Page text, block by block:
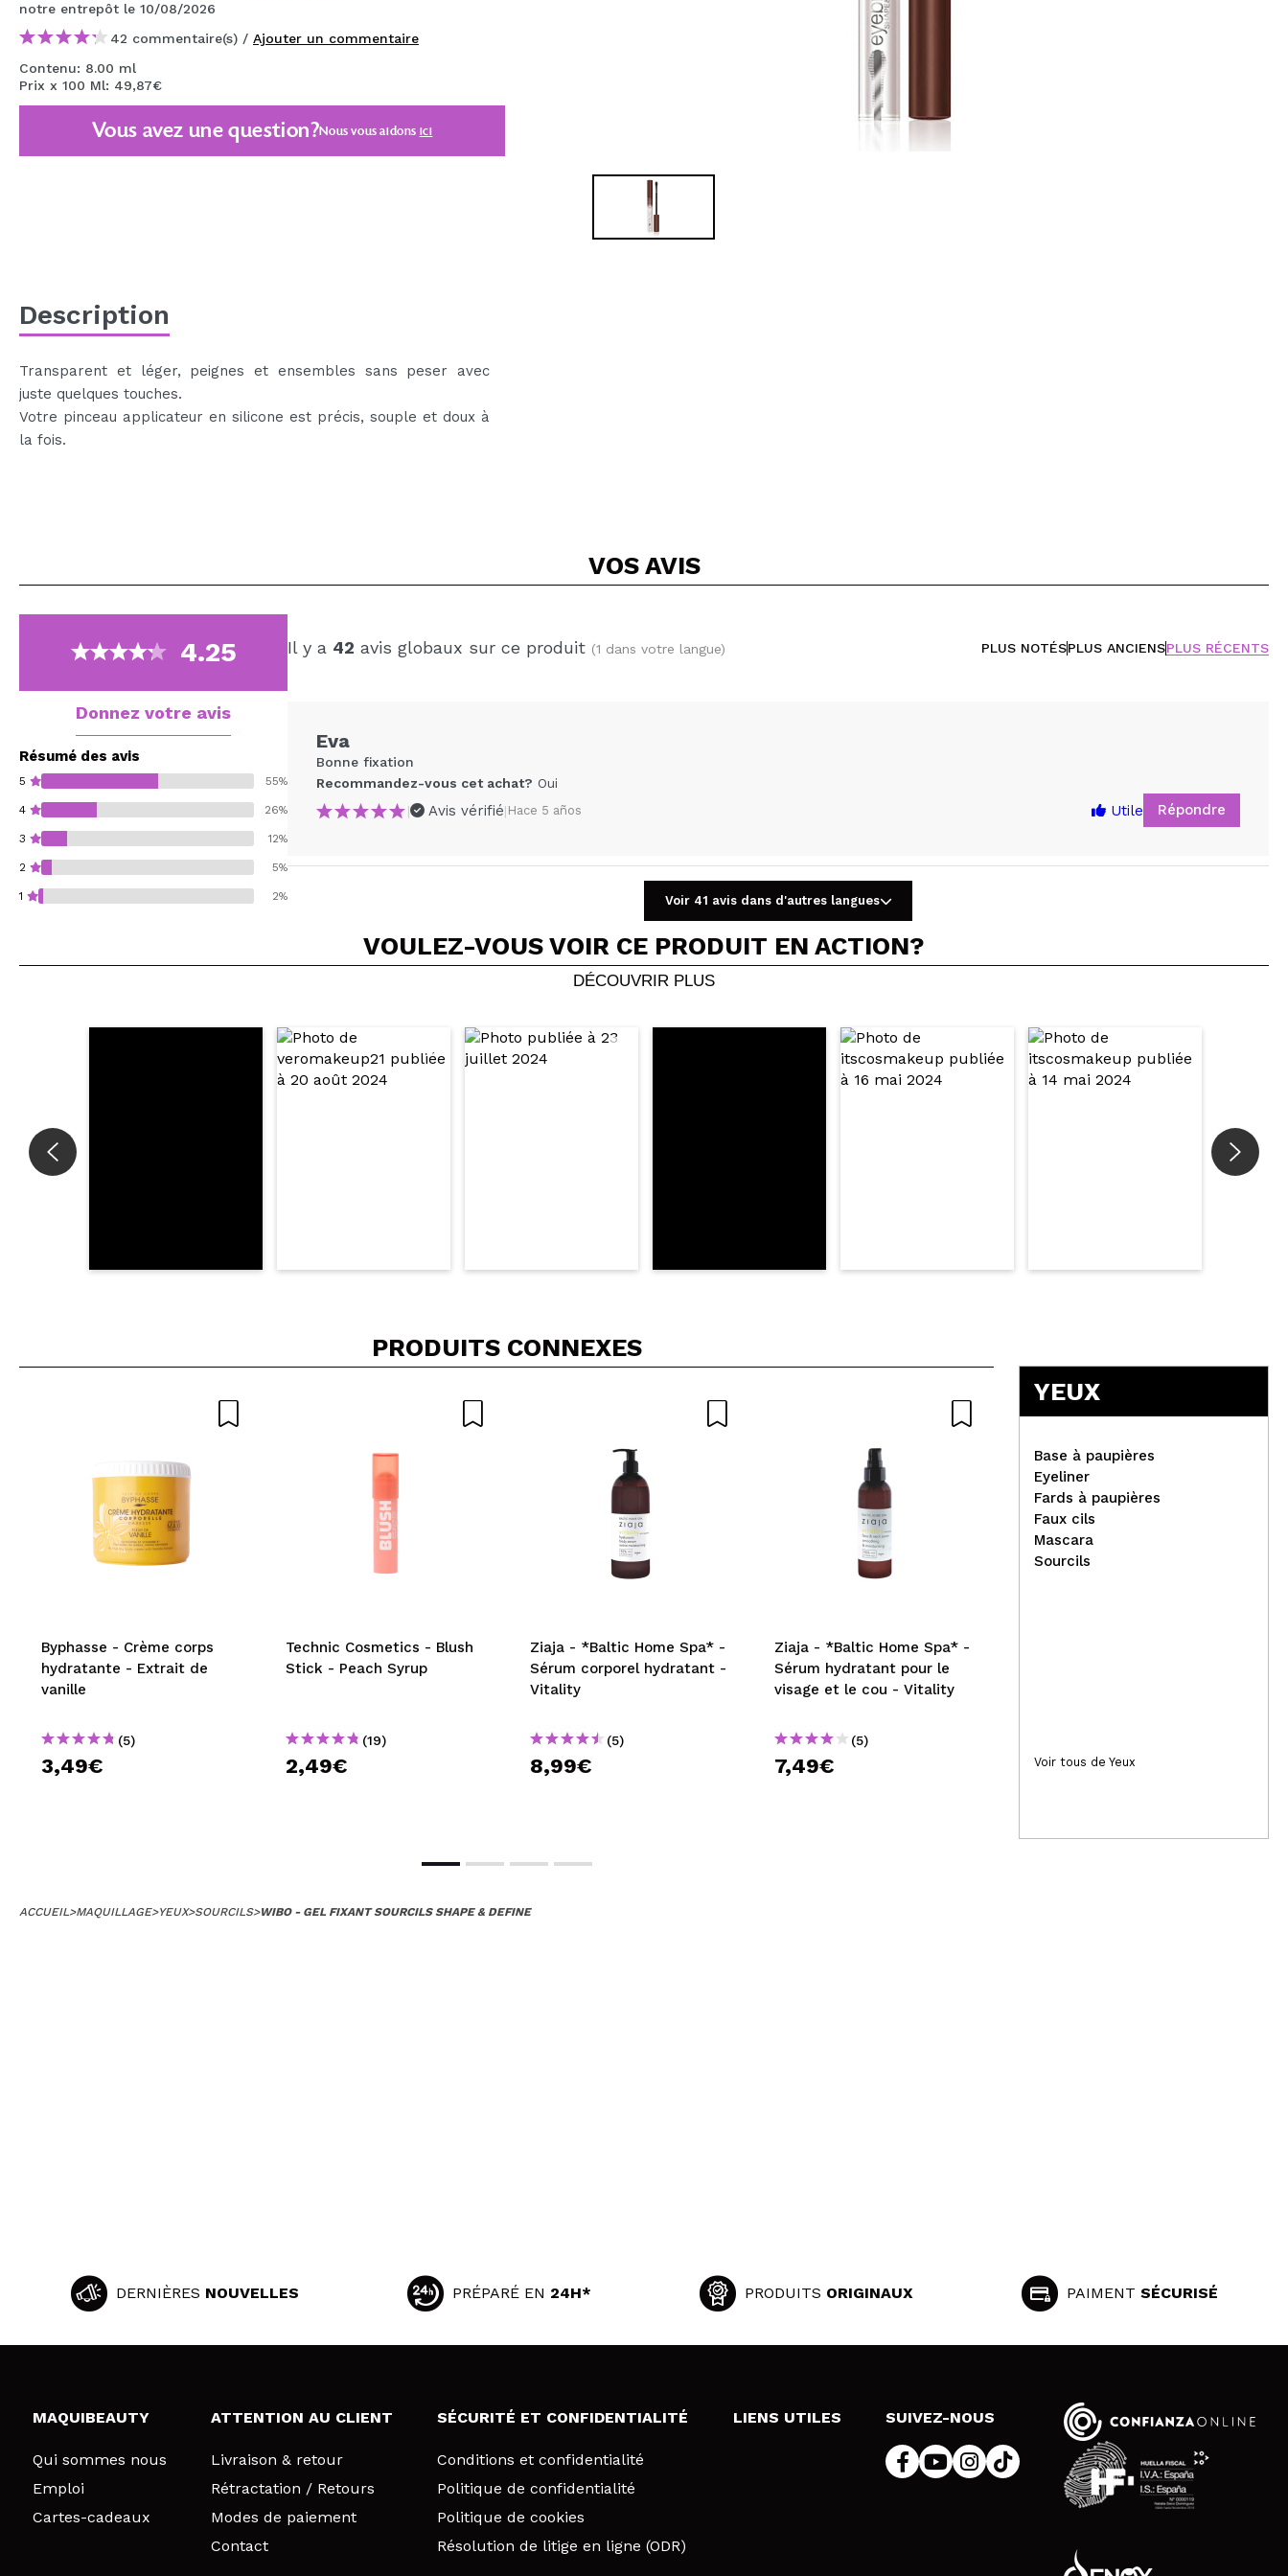
MAQUIFARMA
KOREA ZONE
TRAVEL SIZE
NATURE
BIENTÔT DISPONIBLE
CRÉER UN COMPTE
notre entrepôt le 10/08/2026
42 commentaire(s) / Ajouter un commentaire
Contenu: 8.00 ml
Prix x 100 Ml: 49,87€
Vous avez une question?Nous vous aidons ici
Description
Transparent et léger, peignes et ensembles sans peser avec
juste quelques touches.
Votre pinceau applicateur en silicone est précis, souple et doux à
la fois.
VOS AVIS
4.25
Donnez votre avis
Résumé des avis
5 55%
4 26%
3 12%
2 5%
1 2%
Il y a 42 avis globaux sur ce produit (1 dans votre langue) PLUS NOTÉSPLUS ANCIENSPLUS RÉCENTS
Partager une vidéo ou une photo
Votre vidéo pourrait être la première. Imaginez...
ENVOYER
Eva
Bonne fixation
Recommandez-vous cet achat? Oui
|
Avis vérifié| Hace 5 años Utile Répondre
Voir 41 avis dans d'autres langues
VOULEZ-VOUS VOIR CE PRODUIT EN ACTION?
DÉCOUVRIR PLUS
PRODUITS CONNEXES
Byphasse - Crème corps
hydratante - Extrait de
vanille
(5)
3,49€
Technic Cosmetics - Blush
Stick - Peach Syrup
(19)
2,49€
Ziaja - *Baltic Home Spa* -
Sérum corporel hydratant -
Vitality
(5)
8,99€
Ziaja - *Baltic Home Spa* -
Sérum hydratant pour le
visage et le cou - Vitality
(5)
7,49€
Cette offre se termine dans:
jours 20h
10,36€ 12,95€
YEUX
Base à paupières
Eyeliner
Fards à paupières
Faux cils
Mascara
Sourcils
Voir tous de Yeux
ACCUEIL>MAQUILLAGE>YEUX>SOURCILS>WIBO - GEL FIXANT SOURCILS SHAPE & DEFINE
DERNIÈRES NOUVELLES PRÉPARÉ EN 24H* PRODUITS ORIGINAUX PAIMENT SÉCURISÉ
MAQUIBEAUTY
Qui sommes nous
Emploi
Cartes-cadeaux
ATTENTION AU CLIENT
Livraison & retour
Rétractation / Retours
Modes de paiement
Contact
SÉCURITÉ ET CONFIDENTIALITÉ
Conditions et confidentialité
Politique de confidentialité
Politique de cookies
Résolution de litige en ligne (ODR)
LIENS UTILES SUIVEZ-NOUS